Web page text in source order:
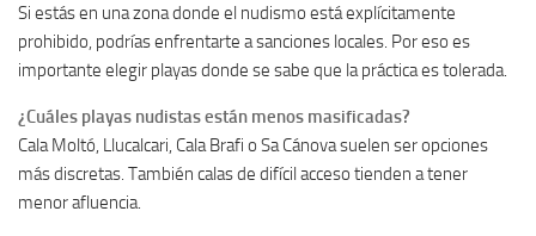
Si estás en una zona donde el nudismo está explícitamente
prohibido, podrías enfrentarte a sanciones locales. Por eso es
importante elegir playas donde se sabe que la práctica es tolerada.
¿Cuáles playas nudistas están menos masificadas?
Cala Moltó, Llucalcari, Cala Brafi o Sa Cánova suelen ser opciones
más discretas. También calas de difícil acceso tienden a tener
menor afluencia.